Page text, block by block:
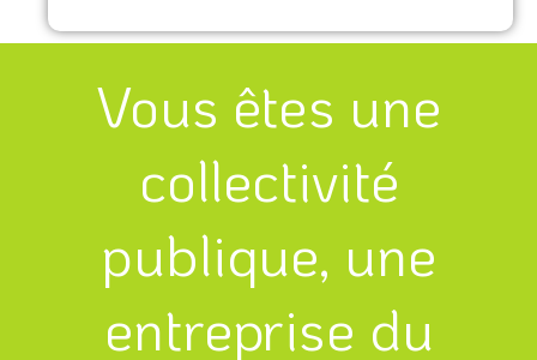
Vous êtes une
collectivité
publique, une
entreprise du